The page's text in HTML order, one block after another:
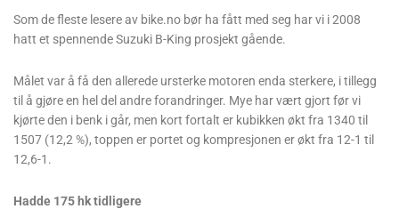
Som de fleste lesere av bike.no bør ha fått med seg har vi i 2008
hatt et spennende Suzuki B-King prosjekt gående.
Målet var å få den allerede ursterke motoren enda sterkere, i tillegg
til å gjøre en hel del andre forandringer. Mye har vært gjort før vi
kjørte den i benk i går, men kort fortalt er kubikken økt fra 1340 til
1507 (12,2 %), toppen er portet og kompresjonen er økt fra 12-1 til
12,6-1.
Hadde 175 hk tidligere